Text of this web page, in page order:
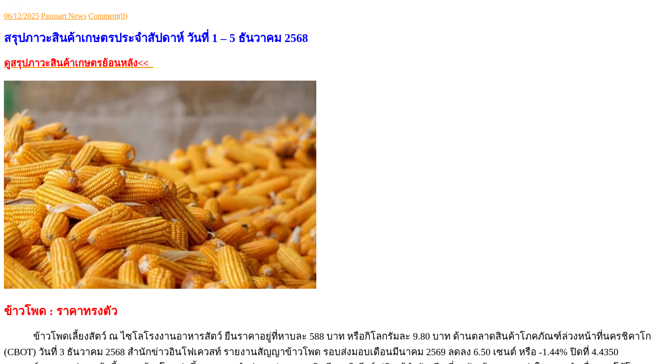
Posted
06/12/2025 Author
Pasusart News Comment(0)
สรุปภาวะสินค้าเกษตรประจำสัปดาห์ วันที่ 1 – 5 ธันวาคม 2568
ดูสรุปภาวะสินค้าเกษตรย้อนหลัง<<
ข้าวโพด : ราคาทรงตัว
ข้าวโพดเลี้ยงสัตว์ ณ ไซโลโรงงานอาหารสัตว์ ยืนราคาอยู่ที่หาบละ 588 บาท หรือกิโลกรัมละ 9.80 บาท ด้านตลาดสินค้าโภคภัณฑ์ล่วงหน้าที่นครชิคาโก
(CBOT) วันที่ 3 ธันวาคม 2568 สำนักข่าวอินโฟเควสท์ รายงานสัญญาข้าวโพด รอบส่งมอบเดือนมีนาคม 2569 ลดลง 6.50 เซนต์ หรือ -1.44% ปิดที่ 4.4350